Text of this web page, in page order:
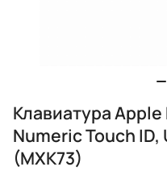
Клавиатура
Numeric Touch ID,
(MXK73)